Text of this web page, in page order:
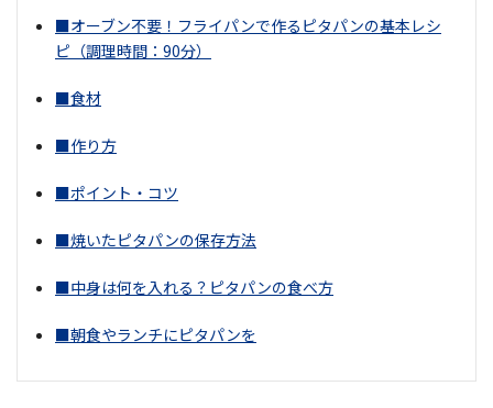
■オーブン不要！フライパンで作るピタパンの基本レシ
ピ（調理時間：90分）
■食材
■作り方
■ポイント・コツ
■焼いたピタパンの保存方法
■中身は何を入れる？ピタパンの食べ方
■朝食やランチにピタパンを